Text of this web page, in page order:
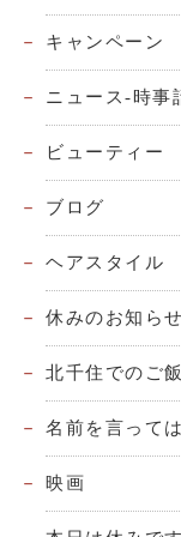
キャンペーン
ニュース-時事
ビューティー
ブログ
ヘアスタイル
休みのお知らせ
北千住でのご飯
名前を言って
映画